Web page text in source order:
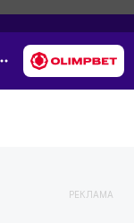
РЕКЛАМА